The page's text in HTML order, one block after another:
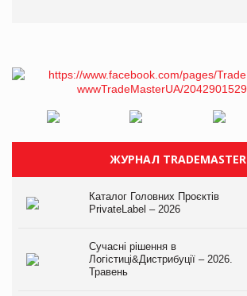
ЖУРНАЛ TRADEMASTER
Каталог Головних Проєктів
PrivateLabel – 2026
Сучасні рішення в
Логістиці&Дистрибуції – 2026.
Травень